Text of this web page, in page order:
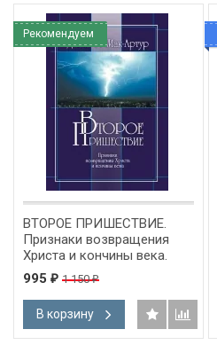
Рекомендуем
ВТОРОЕ ПРИШЕСТВИЕ.
Признаки возвращения
Христа и кончины века.
Джон Мак-Артур
995 ₽ 1 150₽
В корзину